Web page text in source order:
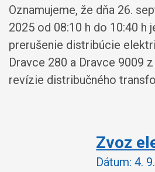
Oznamujeme, že dňa 26.
2025 od 08:10 h do 10:40 h
prerušenie distribúcie
Dravce 280 a Dravce 9009
revízie distribučného
Zvoz
Dátum: 4.